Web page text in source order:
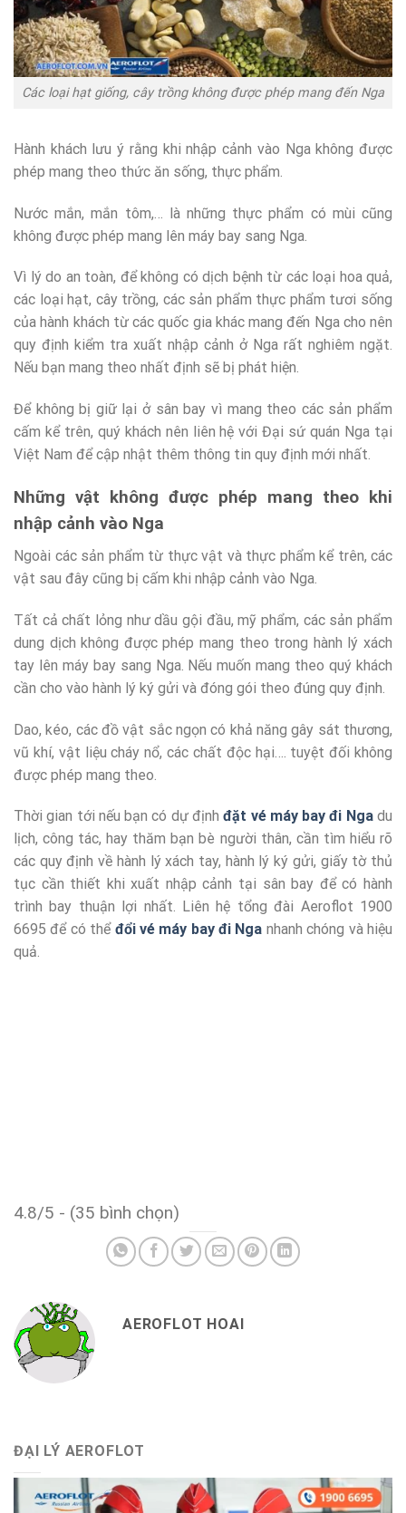
Các loại hạt giống, cây trồng không được phép mang đến Nga
Hành khách lưu ý rằng khi nhập cảnh vào Nga không được
phép mang theo thức ăn sống, thực phẩm.
Nước mắn, mắn tôm,… là những thực phẩm có mùi cũng
không được phép mang lên máy bay sang Nga.
Vì lý do an toàn, để không có dịch bệnh từ các loại hoa quả,
các loại hạt, cây trồng, các sản phẩm thực phẩm tươi sống
của hành khách từ các quốc gia khác mang đến Nga cho nên
quy định kiểm tra xuất nhập cảnh ở Nga rất nghiêm ngặt.
Nếu bạn mang theo nhất định sẽ bị phát hiện.
Để không bị giữ lại ở sân bay vì mang theo các sản phẩm
cấm kể trên, quý khách nên liên hệ với Đại sứ quán Nga tại
Việt Nam để cập nhật thêm thông tin quy định mới nhất.
Những vật không được phép mang theo khi
nhập cảnh vào Nga
Ngoài các sản phẩm từ thực vật và thực phẩm kể trên, các
vật sau đây cũng bị cấm khi nhập cảnh vào Nga.
Tất cả chất lỏng như dầu gội đầu, mỹ phẩm, các sản phẩm
dung dịch không được phép mang theo trong hành lý xách
tay lên máy bay sang Nga. Nếu muốn mang theo quý khách
cần cho vào hành lý ký gửi và đóng gói theo đúng quy định.
Dao, kéo, các đồ vật sắc ngọn có khả năng gây sát thương,
vũ khí, vật liệu cháy nổ, các chất độc hại…. tuyệt đối không
được phép mang theo.
Thời gian tới nếu bạn có dự địnhđặt vé máy bay đi Ngadu
lịch, công tác, hay thăm bạn bè người thân, cần tìm hiểu rõ
các quy định về hành lý xách tay, hành lý ký gửi, giấy tờ thủ
tục cần thiết khi xuất nhập cảnh tại sân bay để có hành
trình bay thuận lợi nhất. Liên hệ tổng đài Aeroflot 1900
6695 để có thể đổi vé máy bay đi Nga nhanh chóng và hiệu
quả.
4.8/5 - (35 bình chọn)
AEROFLOT HOAI
ĐẠI LÝ AEROFLOT